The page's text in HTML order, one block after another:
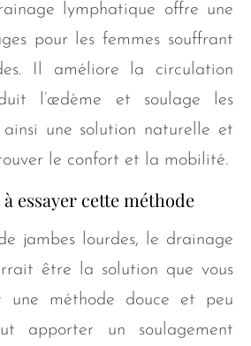
lymphatique offre une
pour les femmes souffrant
Il améliore la circulation
l’œdème et soulage les
une solution naturelle et
le confort et la mobilité.
essayer cette méthode
jambes lourdes, le drainage
être la solution que vous
une méthode douce et peu
apporter un soulagement